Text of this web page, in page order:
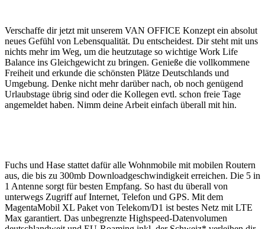
Verschaffe dir jetzt mit unserem VAN OFFICE Konzept ein absolut
neues Gefühl von Lebensqualität. Du entscheidest. Dir steht mit uns
nichts mehr im Weg, um die heutzutage so wichtige Work Life
Balance ins Gleichgewicht zu bringen. Genieße die vollkommene
Freiheit und erkunde die schönsten Plätze Deutschlands und
Umgebung. Denke nicht mehr darüber nach, ob noch genügend
Urlaubstage übrig sind oder die Kollegen evtl. schon freie Tage
angemeldet haben. Nimm deine Arbeit einfach überall mit hin.
Fuchs und Hase stattet dafür alle Wohnmobile mit mobilen Routern
aus, die bis zu 300mb Downloadgeschwindigkeit erreichen. Die 5 in
1 Antenne sorgt für besten Empfang. So hast du überall von
unterwegs Zugriff auf Internet, Telefon und GPS. Mit dem
MagentaMobil XL Paket von Telekom/D1 ist bestes Netz mit LTE
Max garantiert. Das unbegrenzte Highspeed-Datenvolumen